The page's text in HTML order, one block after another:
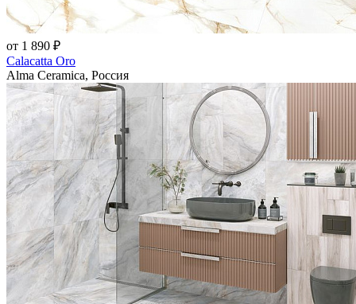
от 1 890 ₽
Calacatta Oro
Alma Ceramica, Россия